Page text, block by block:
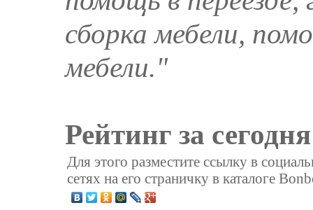
сборка мебели,
мебели."
Рейтинг за
Для этого разместите ссылку в
сетях на его страничку в каталоге